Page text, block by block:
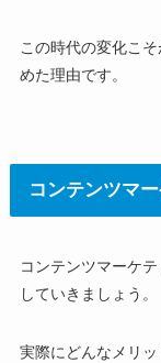
この時代の変化こ
めた理由です。
コンテンツマ
コンテンツマーケ
していきましょう。
実際にどんなメリ